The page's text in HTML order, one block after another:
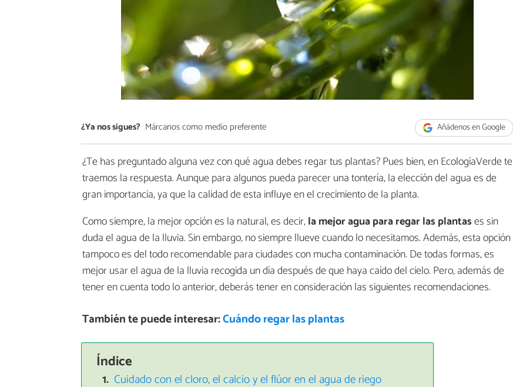
¿Ya nos sigues? Márcanos como medio preferente Añádenos en Google
¿Te has preguntado alguna vez con qué agua debes regar tus plantas? Pues bien, en EcologíaVerde te
traemos la respuesta. Aunque para algunos pueda parecer una tontería, la elección del agua es de
gran importancia, ya que la calidad de esta influye en el crecimiento de la planta.
Como siempre, la mejor opción es la natural, es decir,la mejor agua para regar las plantases sin
duda el agua de la lluvia. Sin embargo, no siempre llueve cuando lo necesitamos. Además, esta opción
tampoco es del todo recomendable para ciudades con mucha contaminación. De todas formas, es
mejor usar el agua de la lluvia recogida un día después de que haya caído del cielo. Pero, además de
tener en cuenta todo lo anterior, deberás tener en consideración las siguientes recomendaciones.
También te puede interesar:Cuándo regar las plantas
Índice
Cuidado con el cloro, el calcio y el flúor en el agua de riego